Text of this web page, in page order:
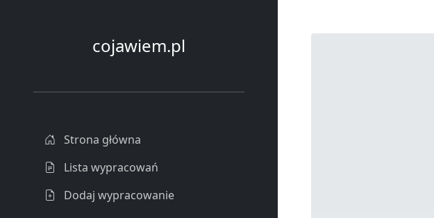
cojawiem.pl
Strona główna
Lista wypracowań
Dodaj wypracowanie